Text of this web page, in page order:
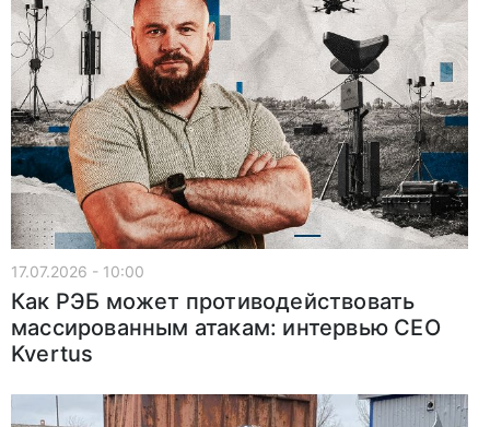
17.07.2026 - 10:00
Как РЭБ может противодействовать
массированным атакам: интервью CEO
Kvertus